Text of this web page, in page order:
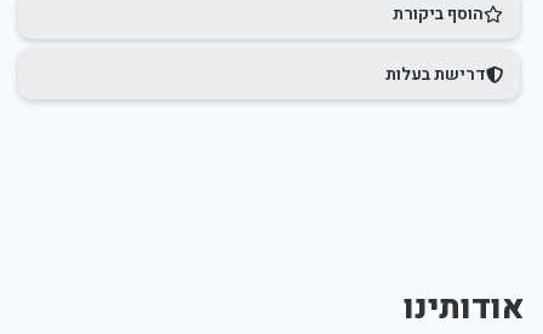
הוסף ביקורת
דרישת בעלות
אודותינו